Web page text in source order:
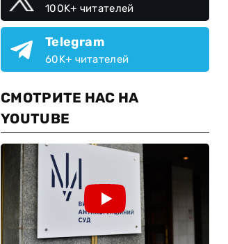
100K+ читателей
Telegram
60K+ читателей
СМОТРИТЕ НАС НА
YOUTUBE